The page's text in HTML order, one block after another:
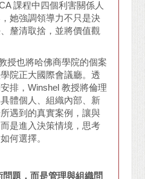
課程中四個利害關係人
她強調領導力不只是決
釐清取捨，並將價值觀
授也將哈佛商學院的個案
院正大國際會議廳。透
排，Winshel 教授將倫理
體個人、組織內部、新
遇到的真實案例，讓與
是進入決策情境，思考
何選擇。
題，而是管理與組織問